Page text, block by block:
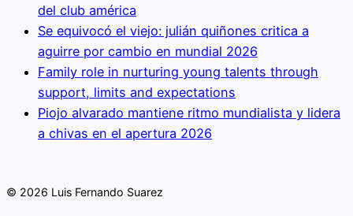
del club américa
Se equivocó el viejo: julián quiñones critica a
aguirre por cambio en mundial 2026
Family role in nurturing young talents through
support, limits and expectations
Piojo alvarado mantiene ritmo mundialista y lidera
a chivas en el apertura 2026
© 2026 Luis Fernando Suarez